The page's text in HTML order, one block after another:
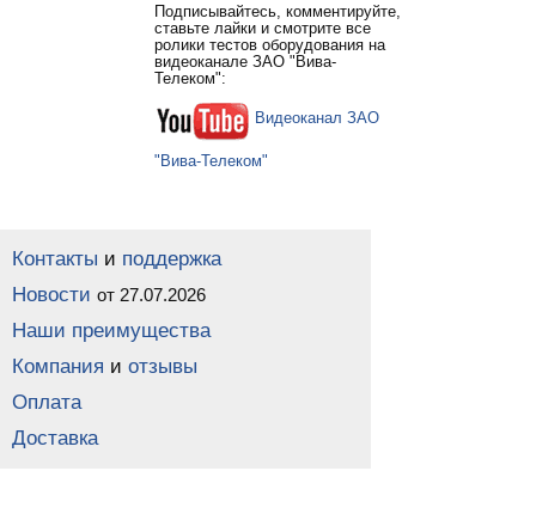
Подписывайтесь, комментируйте,
ставьте лайки и смотрите все
ролики тестов оборудования на
видеоканале ЗАО "Вива-
Телеком":
Видеоканал ЗАО
"Вива-Телеком"
Контакты и поддержка
Новости от 27.07.2026
Наши преимущества
Компания и отзывы
Оплата
Доставка